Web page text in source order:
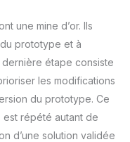
une mine d’or. Ils
prototype et à
dernière étape consiste
les modifications
du prototype. Ce
est répété autant de
d’une solution validée